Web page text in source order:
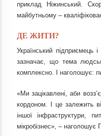
приклад Ніжинський.
майбутньому –
ДЕ ЖИТИ?
Український підприємець
зазначає, що тема
комплексно. І наголошує:
«Ми зацікавлені, аби
кордоном. І це залежить
іншої інфраструктури,
мікробізнес», – наголошує